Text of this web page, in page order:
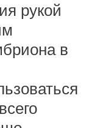
рукой
в